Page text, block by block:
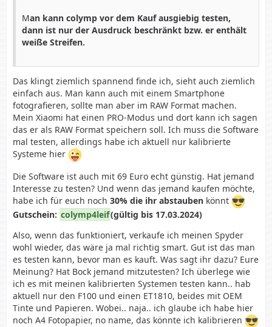
Man kann colymp vor dem Kauf ausgiebig testen,
dann ist nur der Ausdruck beschränkt bzw. er enthält
weiße Streifen.
Das klingt ziemlich spannend finde ich, sieht auch ziemlich
einfach aus. Man kann auch mit einem Smartphone
fotografieren, sollte man aber im RAW Format machen.
Mein Xiaomi hat einen PRO-Modus und dort kann ich sagen
das er als RAW Format speichern soll. Ich muss die Software
mal testen, allerdings habe ich aktuell nur kalibrierte
Systeme hier
Die Software ist auch mit 69 Euro echt günstig. Hat jemand
Interesse zu testen? Und wenn das jemand kaufen möchte,
habe ich für euch noch 30% die ihr abstauben könnt
Gutschein: colymp4leif(gültig bis 17.03.2024)
Also, wenn das funktioniert, verkaufe ich meinen Spyder
wohl wieder, das wäre ja mal richtig smart. Gut ist das man
es testen kann, bevor man es kauft. Was sagt ihr dazu? Eure
Meinung? Hat Bock jemand mitzutesten? Ich überlege wie
ich es mit meinen kalibrierten Systemen testen kann.. hab
aktuell nur den F100 und einen ET1810, beides mit OEM
Tinte und Papieren. Wobei.. naja.. ich glaube ich habe hier
noch A4 Fotopapier, no name, das könnte ich kalibrieren